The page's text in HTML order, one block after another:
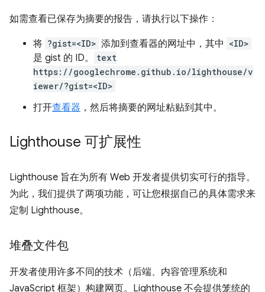
如需查看已保存为摘要的报告，请执行以下操作：
将 ?gist=<ID> 添加到查看器的网址中，其中 <ID>
是 gist 的 ID。
text
https://googlechrome.github.io/lighthouse/v
iewer/?gist=<ID>
打开查看器 ，然后将摘要的网址粘贴到其中。
Lighthouse 可扩展性
Lighthouse 旨在为所有 Web 开发者提供切实可行的指导。
为此，我们提供了两项功能，可让您根据自己的具体需求来
定制 Lighthouse。
堆叠文件包
开发者使用许多不同的技术（后端、内容管理系统和
JavaScript 框架）构建网页。Lighthouse 不会提供笼统的